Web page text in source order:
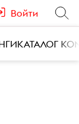
Войти
КАТАЛОГ